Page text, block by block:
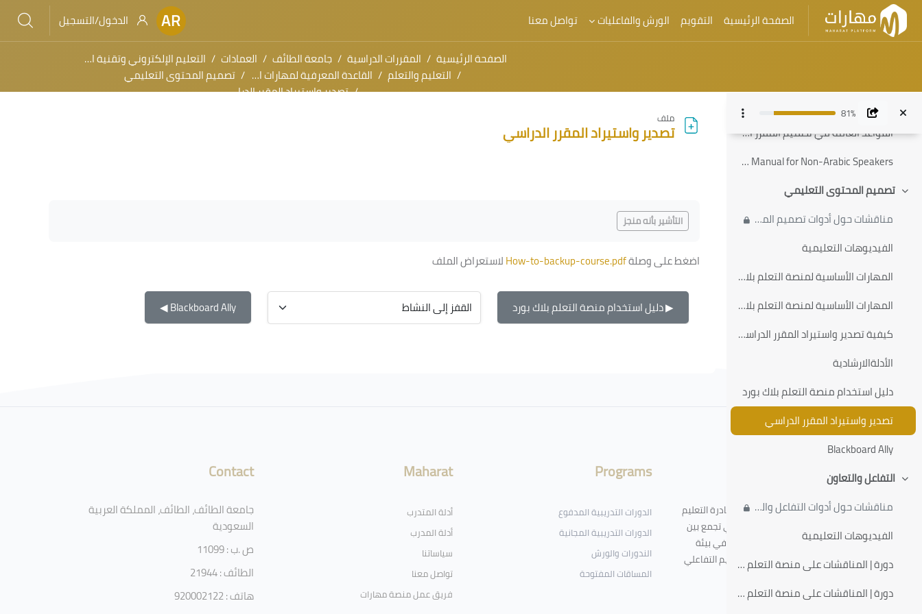
الصفحة الرئيسية التقويم الورش والفاعليات تواصل معنا AR
الدخول/التسجيل
الصفحة الرئيسية
المقررات الدراسية جامعة الطائف العمادات
التعليم الإلكتروني وتقنية المعلومات
التعليم والتعلم
القاعدة المعرفية لمهارات التعليم الإلكتروني (أكاديمي)
تصميم المحتوى التعليمي
تصدير واستيراد المقرر الدراسي
81%
طيأدلة عامة
المنتدى العام
التخطيط لمستقبل التعليم المُدْمَج
القواعد العامة في تصميم المقرر الإلكتروني النموذجي
Blackboard Manual for Non-Arabic Speakers
طيتصميم المحتوى التعليمي
مناقشات حول أدوات تصميم المقرر الإلكتروني
الفيديوهات التعليمية
المهارات الأساسية لمنصة التعلم بلاك بورد - الجزء الأول
المهارات الأساسية لمنصة التعلم بلاك بورد - الجزء الثاني
كيفية تصدير واستيراد المقرر الدراسي على منصة التعلم بلاك بورد
الأدلةالارشادية
دليل استخدام منصة التعلم بلاك بورد
تصدير واستيراد المقرر الدراسي
Blackboard Ally
طيالتفاعل والتعاون
مناقشات حول أدوات التفاعل والتعاون داخل المقرر الإلكتروني
الفيديوهات التعليمية
دورة | المناقشات على منصة التعلم بلاك بورد – الجزء الأول
دورة | المناقشات على منصة التعلم بلاك بورد – الجزء الثاني
ملف
تصدير واستيراد المقرر الدراسي
الكتل
متطلبات الإكمال
التأشير بأنه منجز
اضغط على وصلةHow-to-backup-course.pdfلاستعراض الملف
▶︎ دليل استخدام منصة التعلم بلاك بورد القفز إلى النشاط Blackboard Ally ◀︎
الكتل
About
منصة التدريب الإلكتروني - أحد مبادرة التعليم
الإلكتروني بجامعة الطائف - والتي تجمع بين
التعلم الرقمي الذاتي والافتراضي في بيئة
متكاملة مبنية على أساليب التعليم التفاعلي
وتقنيات الألعاب التحفيزية
Programs
الدورات التدريبية المدفوع
الدورات التدريبية المجانية
الندورات والورش
المساقات المفتوحة
Maharat
أدلة المتدرب
أدلة المدرب
سياساتنا
تواصل معنا
فريق عمل منصة مهارات
Contact
جامعة الطائف، الطائف، المملكة العربية
السعودية
ص .ب : 11099
الطائف : 21944
هاتف : 920002122